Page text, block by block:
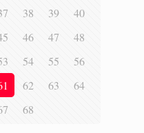
38 39
40
46 47
48
54 55
56
62 63
64
68